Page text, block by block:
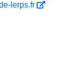
lerps.fr